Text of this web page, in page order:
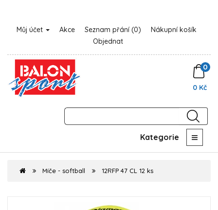
Můj účet Akce Seznam přání (0)
Nákupní košík
Objednat
0
0 Kč
Kategorie
Míče - softball 12RFP 47 CL 12 ks